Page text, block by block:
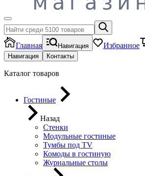
Главная Навигация Избранное
Навигация Контакты
Каталог товаров
Гостиные
Назад
Стенки
Модульные гостиные
Тумбы под ТV
Комоды в гостиную
Журнальные столы